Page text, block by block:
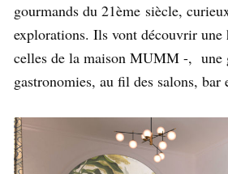
gourmands du 21ème siècle,
explorations. Ils vont découvrir
celles de la maison MUMM -, une
gastronomies, au fil des salons, bar